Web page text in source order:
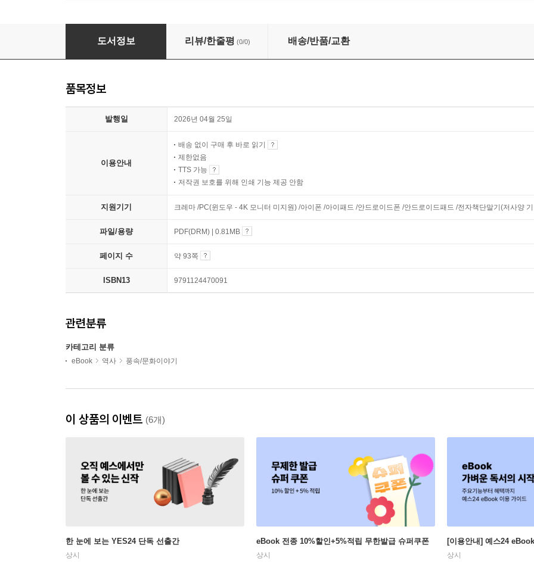
1시간에 마스터하는 조지아 문화
도서정보 리뷰/한줄평 (0/0) 배송/반품/교환
품목정보
발행일 2026년 04월 25일
이용안내
배송 없이 구매 후 바로 읽기
제한없음
TTS 가능
저작권 보호를 위해 인쇄 기능 제공 안함
지원기기 크레마 /PC(윈도우 - 4K 모니터 미지원) /아이폰 /아이패드 /안드로이드폰 /안드로이드패드 /전자책단말기(저사양
파일/용량 PDF(DRM) | 0.81MB
페이지 수 약 93쪽
ISBN13 9791124470091
관련분류
카테고리 분류
eBook 역사 풍속/문화이야기
이 상품의 이벤트 (6개)
한 눈에 보는 YES24 단독 선출간
상시
eBook 전종 10%할인+5%적립 무한발급 슈퍼쿠폰
상시
[이용안내] 예스24
상시